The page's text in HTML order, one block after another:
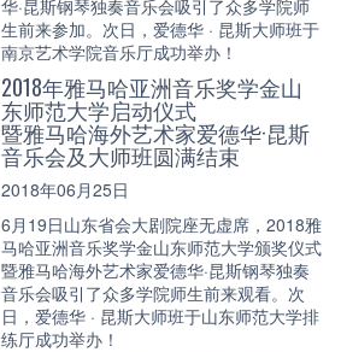
华·昆斯钢琴独奏音乐会吸引了众多学院师
生前来参加。次日，爱德华 · 昆斯大师班于
南京艺术学院音乐厅成功举办！
2018年雅马哈亚洲音乐奖学金山
东师范大学启动仪式
暨雅马哈海外艺术家爱德华·昆斯
音乐会及大师班圆满结束
2018年06月25日
6月19日山东省会大剧院座无虚席，2018雅
马哈亚洲音乐奖学金山东师范大学颁奖仪式
暨雅马哈海外艺术家爱德华·昆斯钢琴独奏
音乐会吸引了众多学院师生前来观看。次
日，爱德华 · 昆斯大师班于山东师范大学排
练厅成功举办！